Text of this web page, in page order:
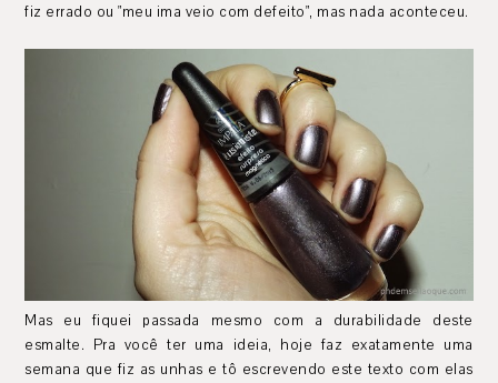
fiz errado ou "meu ima veio com defeito", mas nada aconteceu.
Mas eu fiquei passada mesmo com a durabilidade deste
esmalte. Pra você ter uma ideia, hoje faz exatamente uma
semana que fiz as unhas e tô escrevendo este texto com elas